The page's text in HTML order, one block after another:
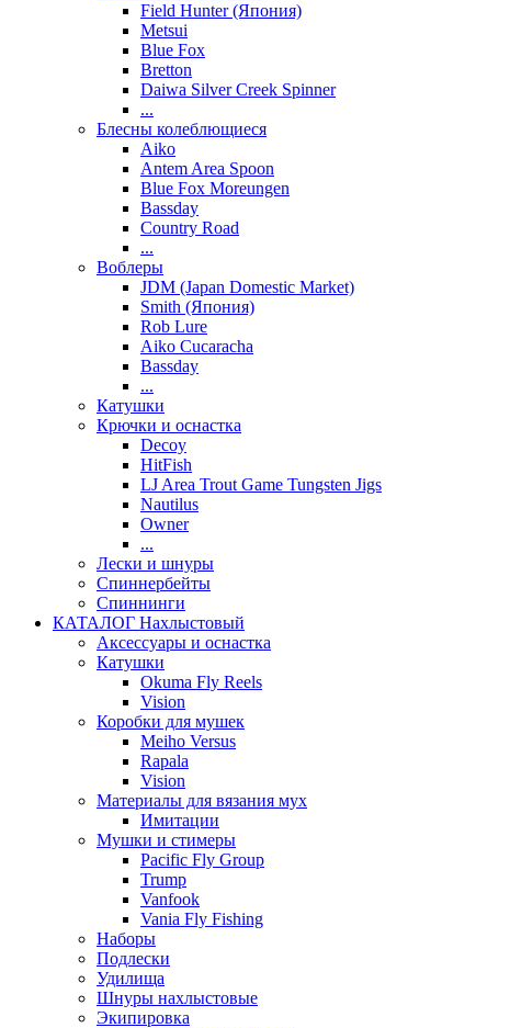
Field Hunter (Япония)
Metsui
Blue Fox
Bretton
Daiwa Silver Creek Spinner
...
Блесны колеблющиеся
Aiko
Antem Area Spoon
Blue Fox Moreungen
Bassday
Country Road
...
Воблеры
JDM (Japan Domestic Market)
Smith (Япония)
Rob Lure
Aiko Cucaracha
Bassday
...
Катушки
Крючки и оснастка
Decoy
HitFish
LJ Area Trout Game Tungsten Jigs
Nautilus
Owner
...
Лески и шнуры
Спиннербейты
Спиннинги
КАТАЛОГ Нахлыстовый
Аксессуары и оснастка
Катушки
Okuma Fly Reels
Vision
Коробки для мушек
Meiho Versus
Rapala
Vision
Материалы для вязания мух
Имитации
Мушки и стимеры
Pacific Fly Group
Trump
Vanfook
Vania Fly Fishing
Наборы
Подлески
Удилища
Шнуры нахлыстовые
Экипировка